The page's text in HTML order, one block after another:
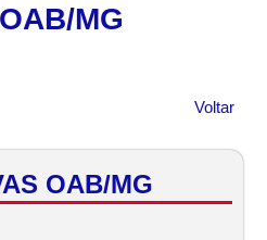
MG
Voltar
OAB/MG